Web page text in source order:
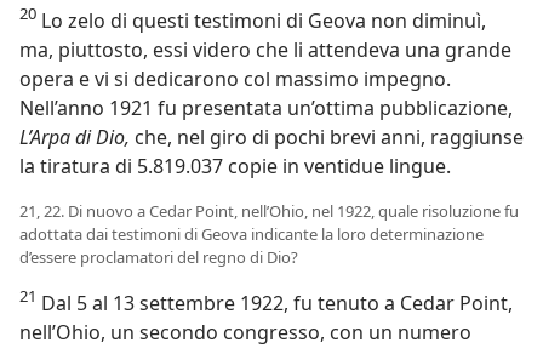
20 Lo zelo di questi testimoni di Geova non diminuì,
ma, piuttosto, essi videro che li attendeva una grande
opera e vi si dedicarono col massimo impegno.
Nell’anno 1921 fu presentata un’ottima pubblicazione,
L’Arpa di Dio, che, nel giro di pochi brevi anni, raggiunse
la tiratura di 5.819.037 copie in ventidue lingue.
21, 22. Di nuovo a Cedar Point, nell’Ohio, nel 1922, quale risoluzione fu
adottata dai testimoni di Geova indicante la loro determinazione
d’essere proclamatori del regno di Dio?
21 Dal 5 al 13 settembre 1922, fu tenuto a Cedar Point,
nell’Ohio, un secondo congresso, con un numero